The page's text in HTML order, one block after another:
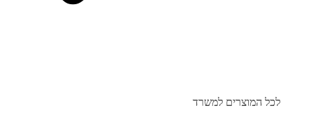
לכל המוצרים למשרד